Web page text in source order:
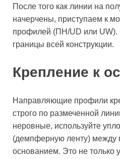
После того как линии на
начерчены, приступаем к
профилей (ПН/UD или
границы всей конструкции.
Крепление к
Направляющие профили
строго по размеченной
неровные, используйте
(демпферную ленту) между
основанием. Это не только